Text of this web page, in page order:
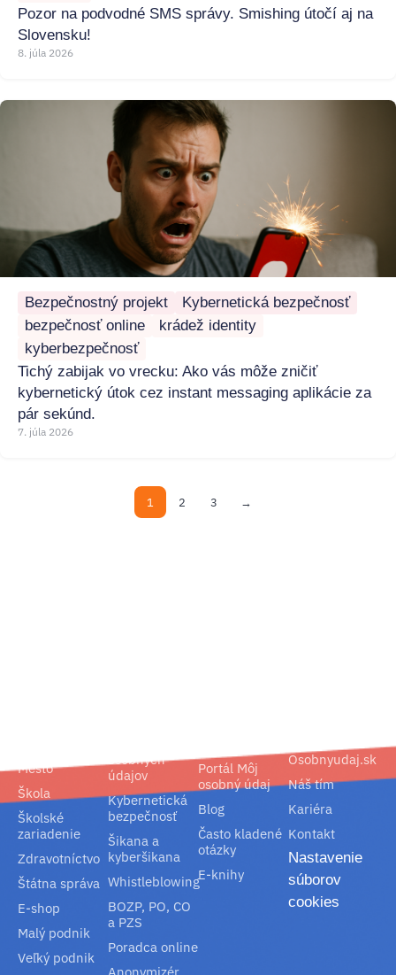
Pozor na podvodné SMS správy. Smishing útočí aj na
Slovensku!
8. júla 2026
Bezpečnostný projekt
Kybernetická bezpečnosť
bezpečnosť online
krádež identity
kyberbezpečnosť
Tichý zabijak vo vrecku: Ako vás môže zničiť
kybernetický útok cez instant messaging aplikácie za
pár sekúnd.
7. júla 2026
1 2 3 →
Mesto
Škola
Školské
zariadenie
Zdravotníctvo
Štátna správa
E-shop
Malý podnik
Veľký podnik
osobných
údajov
Kybernetická
bezpečnosť
Šikana a
kyberšikana
Whistleblowing
BOZP, PO, CO
a PZS
Poradca online
Portál Môj
osobný údaj
Blog
Často kladené
otázky
E-knihy
Osobnyudaj.sk
Náš tím
Kariéra
Kontakt
Nastavenie
súborov
cookies